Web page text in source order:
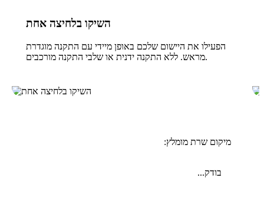
השיקו בלחיצה אחת
הפעילו את היישום שלכם באופן מיידי עם התקנה מוגדרת
מראש. ללא התקנה ידנית או שלבי התקנה מורכבים.
מיקום שרת מומלץ:
בודק...